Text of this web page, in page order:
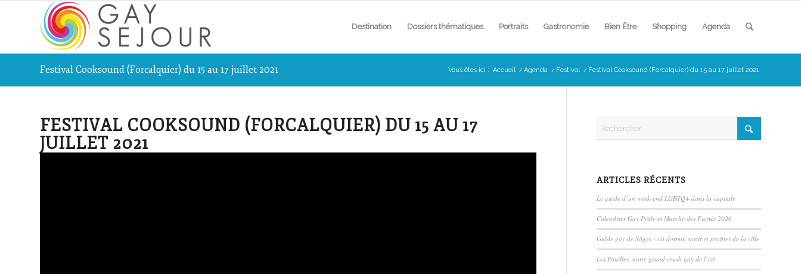
Destination Dossiers thématiques Portraits Gastronomie Bien Être Shopping Agenda
Festival Cooksound (Forcalquier) du 15 au 17 juillet 2021 Vous êtes ici : Accueil / Agenda / Festival / Festival Cooksound (Forcalquier) du 15 au 17 juillet 2021
FESTIVAL COOKSOUND (FORCALQUIER) DU 15 AU 17
JUILLET 2021
ARTICLES RÉCENTS
Le guide d’un week-end LGBTQ+ dans la capitale
Calendrier Gay Pride et Marche des Fiertés 2026
Guide gay de Sitges : où dormir, sortir et profiter de la ville
Les Pouilles, notre grand crush gay de l’été